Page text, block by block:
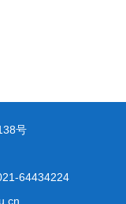
号
64434224